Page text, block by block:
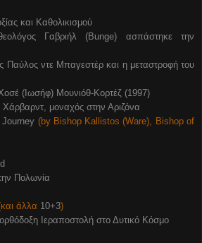
και Καθολικισμού
Γαβριήλ (Bunge) ασπάστηκε την
Παύλος ντε Μπαγεστέρ και η μεταστροφή του
(Ιωσήφ) Μουνιόθ-Κορτέζ (1997)
Χάρβαρντ, μοναχός στην Αριζόνα
(by Bishop Kallistos (Ware), Bishop of
Πολωνία
άλλα 10+3)
ορθόδοξη Ιεραποστολή στο Δυτικό Κόσμο